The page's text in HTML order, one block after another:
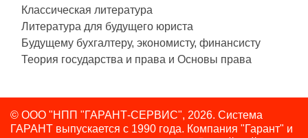
Классическая литература
Литература для будущего юриста
Будущему бухгалтеру, экономисту, финансисту
Теория государства и права и Основы права
© ООО "НПП "ГАРАНТ-СЕРВИС", 2026. Система
ГАРАНТ выпускается с 1990 года. Компания "Гарант" и